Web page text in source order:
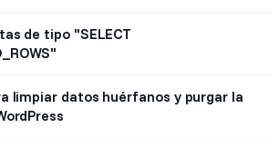
de tipo "SELECT
limpiar datos huérfanos y purgar la